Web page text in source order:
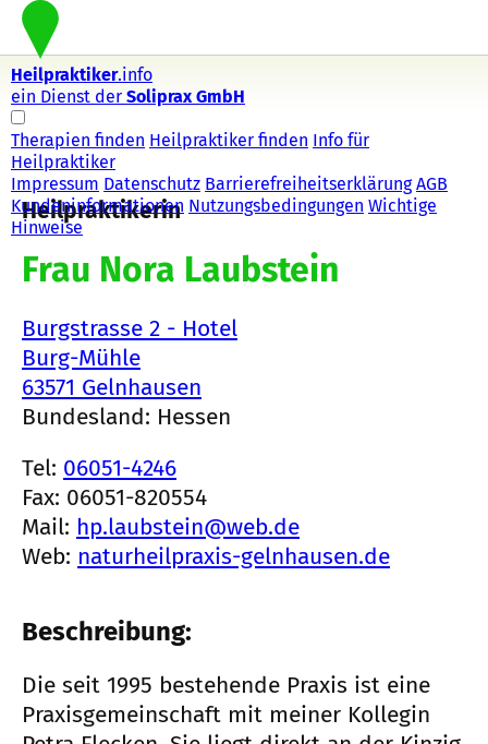
Heilpraktiker.info
ein Dienst der Soliprax GmbH
Therapien finden Heilpraktiker finden Info für
Heilpraktiker
Impressum Datenschutz Barrierefreiheitserklärung AGB
Kundeninformationen Nutzungsbedingungen Wichtige
Hinweise
Heilpraktikerin
Frau Nora Laubstein
Burgstrasse 2 - Hotel
Burg-Mühle
63571 Gelnhausen
Bundesland: Hessen
Tel: 06051-4246
Fax: 06051-820554
Mail: hp.laubstein@web.de
Web: naturheilpraxis-gelnhausen.de
Beschreibung:
Die seit 1995 bestehende Praxis ist eine
Praxisgemeinschaft mit meiner Kollegin